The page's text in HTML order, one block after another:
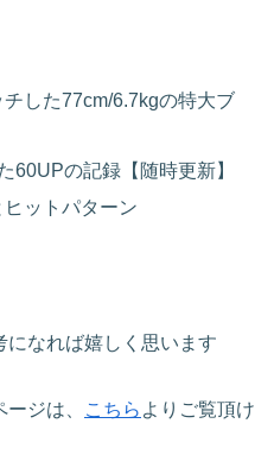
した77cm/6.7kgの特大ブ
60UPの記録【随時更新】
ットパターン
になれば嬉しく思います
ジは、 こちら よりご覧頂け